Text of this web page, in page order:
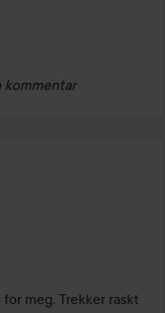
kommentar
meg. Trekker raskt